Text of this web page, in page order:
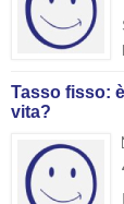
Tasso fisso:
vita?